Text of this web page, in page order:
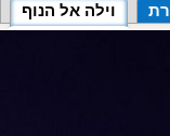
וילה אל הנוף